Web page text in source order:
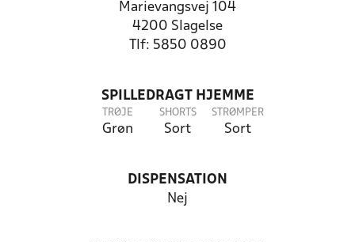
Marievangsvej 104
4200 Slagelse
Tlf: 5850 0890
SPILLEDRAGT HJEMME
TRØJE
Grøn
SHORTS
Sort
STRØMPER
Sort
DISPENSATION
Nej